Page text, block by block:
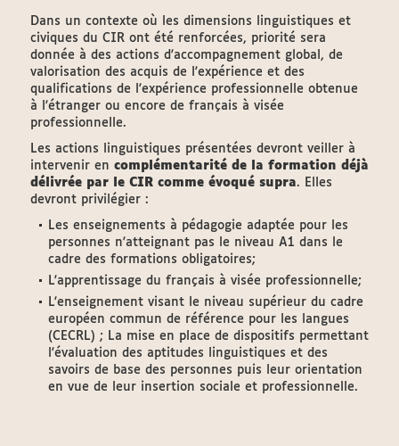
Dans un contexte où les dimensions linguistiques et
civiques du CIR ont été renforcées, priorité sera
donnée à des actions d'accompagnement global, de
valorisation des acquis de l'expérience et des
qualifications de l'expérience professionnelle obtenue
à l'étranger ou encore de français à visée
professionnelle.
Les actions linguistiques présentées devront veiller à
intervenir en complémentarité de la formation déjà
délivrée par le CIR comme évoqué supra. Elles
devront privilégier :
Les enseignements à pédagogie adaptée pour les
personnes n'atteignant pas le niveau A1 dans le
cadre des formations obligatoires;
L'apprentissage du français à visée professionnelle;
L'enseignement visant le niveau supérieur du cadre
européen commun de référence pour les langues
(CECRL) ; La mise en place de dispositifs permettant
l'évaluation des aptitudes linguistiques et des
savoirs de base des personnes puis leur orientation
en vue de leur insertion sociale et professionnelle.